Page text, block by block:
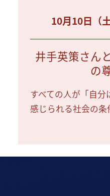
10月10日（
井手英策さん
の
すべての人が「自分
感じられる社会の条